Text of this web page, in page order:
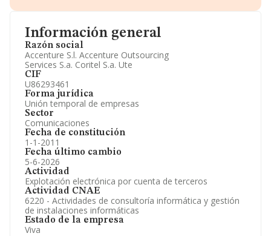
Información general
Razón social
Accenture S.l. Accenture Outsourcing
Services S.a. Coritel S.a. Ute
CIF
U86293461
Forma jurídica
Unión temporal de empresas
Sector
Comunicaciones
Fecha de constitución
1-1-2011
Fecha último cambio
5-6-2026
Actividad
Explotación electrónica por cuenta de terceros
Actividad CNAE
6220 - Actividades de consultoría informática y gestión
de instalaciones informáticas
Estado de la empresa
Viva
Accionistas.
Artículos de prensa publicados sobre la empresa.
Información oficial y registral complementaria.